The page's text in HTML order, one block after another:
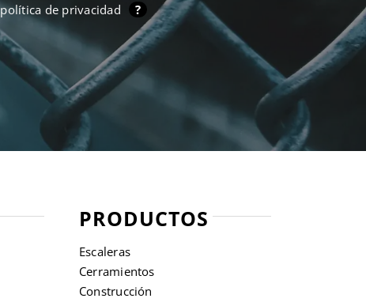
política de privacidad ?
PRODUCTOS
Escaleras
Cerramientos
Construcción